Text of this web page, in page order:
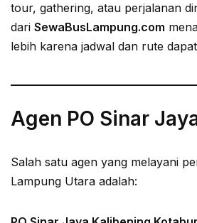
tour, gathering, atau perjalanan
dari SewaBusLampung.com
lebih karena jadwal dan rute
Agen PO Sinar
Salah satu agen yang melayani
Lampung Utara adalah: